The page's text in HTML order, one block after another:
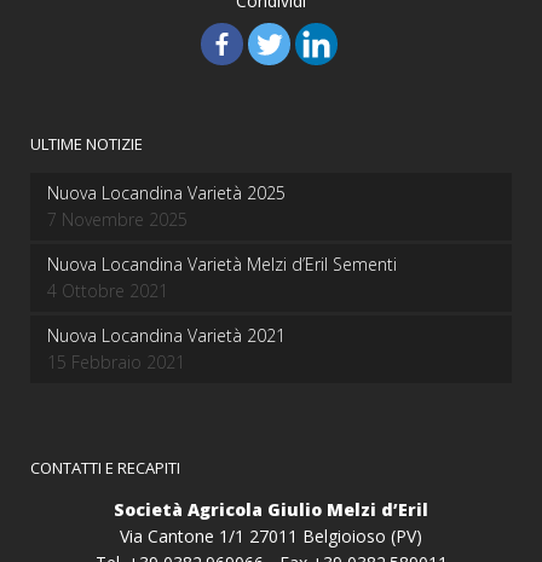
ULTIME NOTIZIE
Nuova Locandina Varietà 2025
7 Novembre 2025
Nuova Locandina Varietà Melzi d’Eril Sementi
4 Ottobre 2021
Nuova Locandina Varietà 2021
15 Febbraio 2021
CONTATTI E RECAPITI
Società Agricola Giulio Melzi d’Eril
Via Cantone 1/1 27011 Belgioioso (PV)